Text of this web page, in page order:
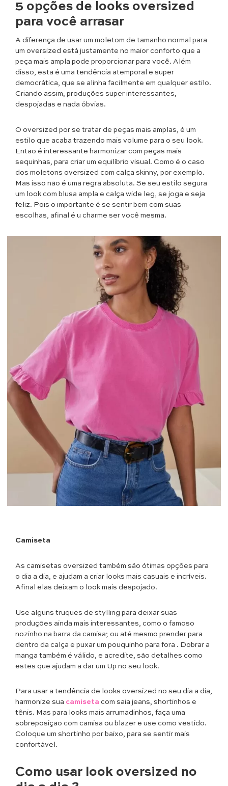
5 opções de looks oversized
para você arrasar
A diferença de usar um moletom de tamanho normal para
um oversized está justamente no maior conforto que a
peça mais ampla pode proporcionar para você. Além
disso, esta é uma tendência atemporal e super
democrática, que se alinha facilmente em qualquer estilo.
Criando assim, produções super interessantes,
despojadas e nada óbvias.
O oversized por se tratar de peças mais amplas, é um
estilo que acaba trazendo mais volume para o seu look.
Então é interessante harmonizar com peças mais
sequinhas, para criar um equilíbrio visual. Como é o caso
dos moletons oversized com calça skinny, por exemplo.
Mas isso não é uma regra absoluta. Se seu estilo segura
um look com blusa ampla e calça wide leg, se joga e seja
feliz. Pois o importante é se sentir bem com suas
escolhas, afinal é u charme ser você mesma.
Camiseta
As camisetas oversized também são ótimas opções para
o dia a dia, e ajudam a criar looks mais casuais e incríveis.
Afinal elas deixam o look mais despojado.
Use alguns truques de stylling para deixar suas
produções ainda mais interessantes, como o famoso
nozinho na barra da camisa; ou até mesmo prender para
dentro da calça e puxar um pouquinho para fora . Dobrar a
manga também é válido, e acredite, são detalhes como
estes que ajudam a dar um Up no seu look.
Para usar a tendência de looks oversized no seu dia a dia,
harmonize sua camiseta com saia jeans, shortinhos e
tênis. Mas para looks mais arrumadinhos, faça uma
sobreposição com camisa ou blazer e use como vestido.
Coloque um shortinho por baixo, para se sentir mais
confortável.
Como usar look oversized no